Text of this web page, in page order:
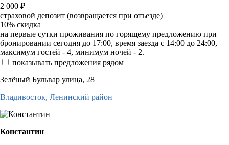
2 000 ₽
страховой депозит (возвращается при отъезде)
10% скидка
на первые сутки проживания по горящему предложению при
бронировании сегодня до 17:00, время заезда с 14:00 до 24:00,
максимум гостей - 4, минимум ночей - 2.
показывать предложения рядом
Зелёный Бульвар улица, 28
Владивосток, Ленинский район
Константин